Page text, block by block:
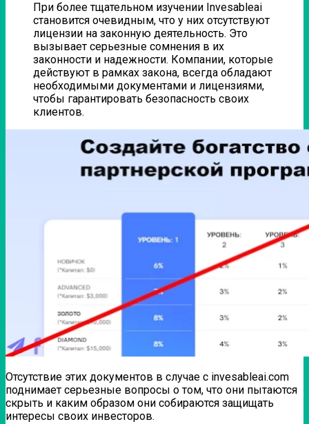
При более тщательном изучении Invesableai
становится очевидным, что у них отсутствуют
лицензии на законную деятельность. Это
вызывает серьезные сомнения в их
законности и надежности. Компании, которые
действуют в рамках закона, всегда обладают
необходимыми документами и лицензиями,
чтобы гарантировать безопасность своих
клиентов.
Отсутствие этих документов в случае с invesableai.com
поднимает серьезные вопросы о том, что они пытаются
скрыть и каким образом они собираются защищать
интересы своих инвесторов.